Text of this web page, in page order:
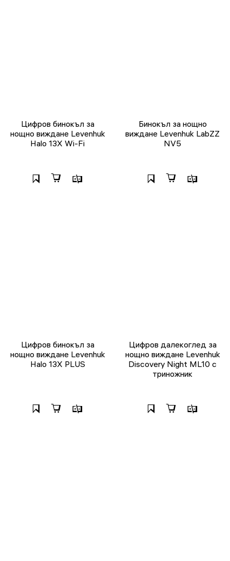
Цифров бинокъл за
нощно виждане Levenhuk
Halo 13X Wi-Fi
Бинокъл за нощно
виждане Levenhuk LabZZ
NV5
Цифров бинокъл за
нощно виждане Levenhuk
Halo 13X PLUS
Цифров далекоглед за
нощно виждане Levenhuk
Discovery Night ML10 с
триножник